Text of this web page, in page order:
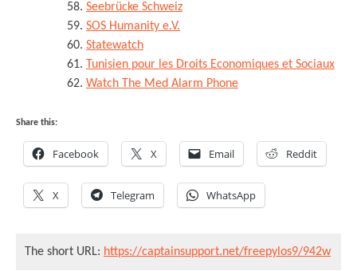
Seebrücke Schweiz
SOS Humanity e.V.
Statewatch
Tunisien pour les Droits Economiques et Sociaux
Watch The Med Alarm Phone
Share this:
Facebook X Email Reddit
X Telegram WhatsApp
The short URL: https://captainsupport.net/freepylos9/942w